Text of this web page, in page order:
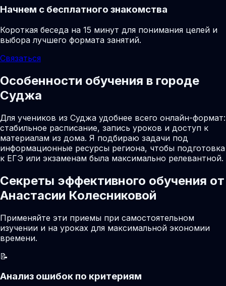
Начнем с бесплатного знакомства
Короткая беседа на 15 минут для понимания целей и
выбора лучшего формата занятий.
Связаться
Особенности обучения в городе
Суджа
Для учеников из Суджа удобнее всего онлайн-формат:
стабильное расписание, запись уроков и доступ к
материалам из дома. Я подбираю задачи под
информационные ресурсы региона, чтобы подготовка
к ЕГЭ или экзаменам была максимально релевантной.
Секреты эффективного обучения от
Анастасии Колесниковой
Применяйте эти приемы при самостоятельном
изучении и на уроках для максимальной экономии
времени.
📝
Анализ ошибок по критериям